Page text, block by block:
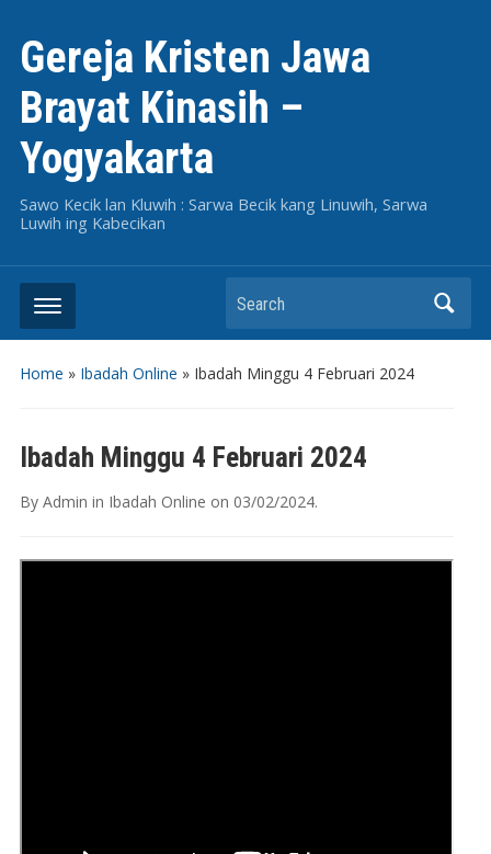
Gereja Kristen Jawa
Brayat Kinasih –
Yogyakarta
Sawo Kecik lan Kluwih : Sarwa Becik kang Linuwih, Sarwa
Luwih ing Kabecikan
Search
Home » Ibadah Online » Ibadah Minggu 4 Februari 2024
Ibadah Minggu 4 Februari 2024
By Admin in Ibadah Online on 03/02/2024.